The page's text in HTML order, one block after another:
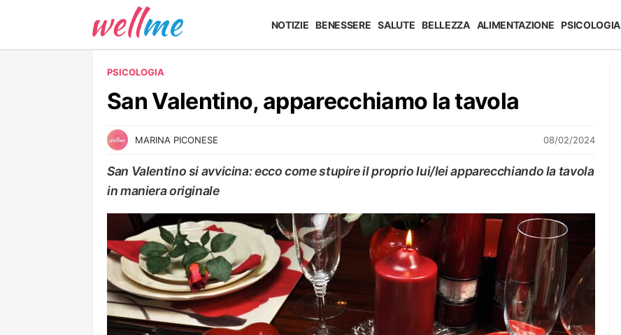
NOTIZIE BENESSERE SALUTE BELLEZZA ALIMENTAZIONE PSICOLOGIA
PSICOLOGIA
San Valentino, apparecchiamo la tavola
MARINA PICONESE 08/02/2024
San Valentino si avvicina: ecco come stupire il proprio lui/lei apparecchiando la tavola
in maniera originale
PSICOLOGIA